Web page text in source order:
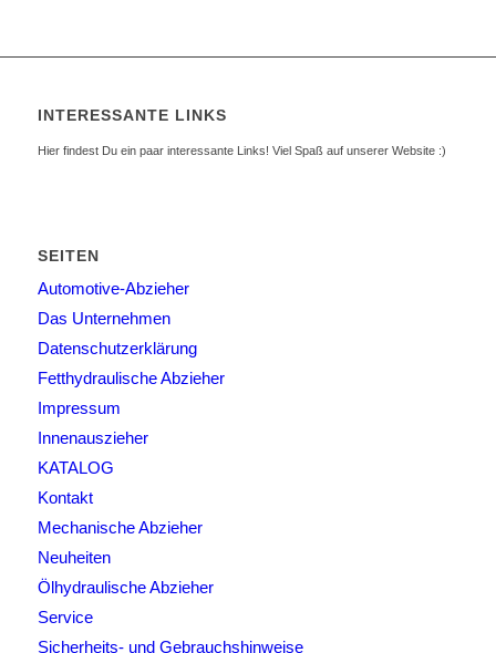
INTERESSANTE LINKS
Hier findest Du ein paar interessante Links! Viel Spaß auf unserer Website :)
SEITEN
Automotive-Abzieher
Das Unternehmen
Datenschutzerklärung
Fetthydraulische Abzieher
Impressum
Innenauszieher
KATALOG
Kontakt
Mechanische Abzieher
Neuheiten
Ölhydraulische Abzieher
Service
Sicherheits- und Gebrauchshinweise